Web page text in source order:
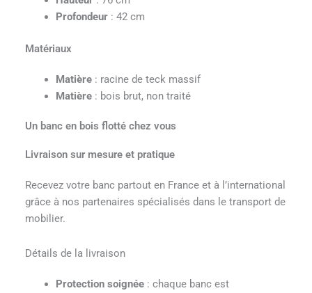
Profondeur: 42 cm
Matériaux
Matière: racine de teck massif
Matière: bois brut, non traité
Un banc en bois flotté chez vous
Livraison sur mesure et pratique
Recevez votre banc partout en France et à l’international
grâce à nos partenaires spécialisés dans le transport de
mobilier.
Détails de la livraison
Protection soignée: chaque banc est